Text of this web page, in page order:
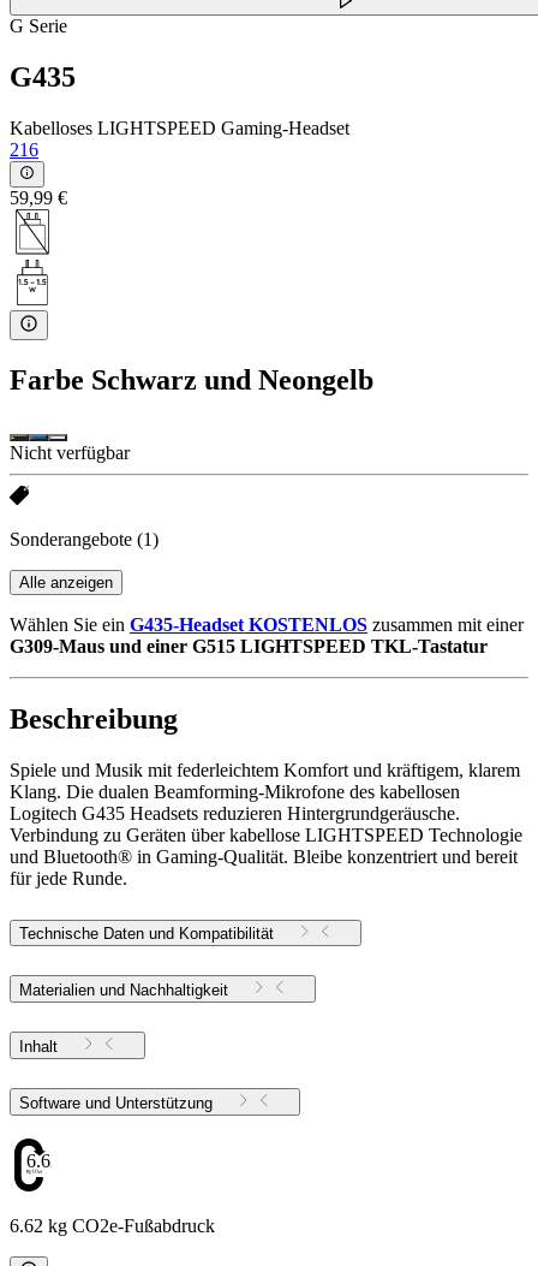
G Serie
G435
Kabelloses LIGHTSPEED Gaming-Headset
216
59,99 €
Farbe Schwarz und Neongelb
Nicht verfügbar
Sonderangebote (1)
Alle anzeigen
Wählen Sie ein G435-Headset KOSTENLOS zusammen mit einer
G309-Maus und einer G515 LIGHTSPEED TKL-Tastatur
Beschreibung
Spiele und Musik mit federleichtem Komfort und kräftigem, klarem
Klang. Die dualen Beamforming-Mikrofone des kabellosen
Logitech G435 Headsets reduzieren Hintergrundgeräusche.
Verbindung zu Geräten über kabellose LIGHTSPEED Technologie
und Bluetooth® in Gaming-Qualität. Bleibe konzentriert und bereit
für jede Runde.
Technische Daten und Kompatibilität
Materialien und Nachhaltigkeit
Inhalt
Software und Unterstützung
6.62
6.62 kg CO2e-Fußabdruck